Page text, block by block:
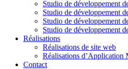
Studio de développement
Studio de développement
Studio de développement
Studio de développement
Réalisations
Réalisations de site web
Réalisations d’Application
Contact